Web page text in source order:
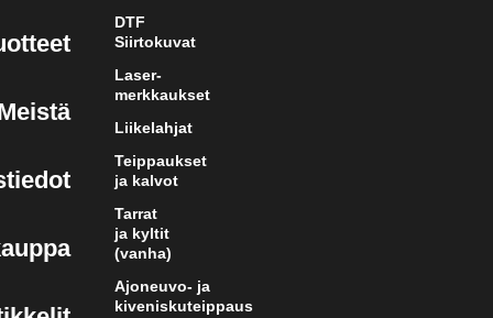
DTF
Siirtokuvat
Laser-
merkkaukset
Liikelahjat
Teippaukset
ja kalvot
Tarrat
ja kyltit
(vanha)
Ajoneuvo- ja
kiveniskuteippaus